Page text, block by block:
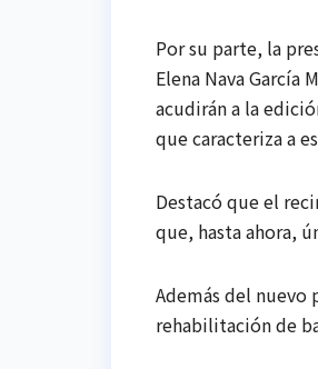
Por su parte, la
Elena Nava
acudirán a la
que caracteriza a
Destacó que el
que, hasta ahora,
Además del nuevo
rehabilitación de